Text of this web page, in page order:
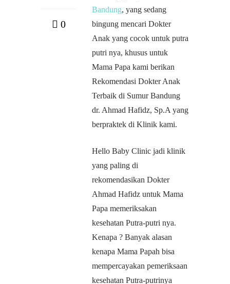
0
Bandung, yang sedang
bingung mencari Dokter
Anak yang cocok untuk putra
putri nya, khusus untuk
Mama Papa kami berikan
Rekomendasi Dokter Anak
Terbaik di Sumur Bandung
dr. Ahmad Hafidz, Sp.A yang
berpraktek di Klinik kami.
Hello Baby Clinic jadi klinik
yang paling di
rekomendasikan Dokter
Ahmad Hafidz untuk Mama
Papa memeriksakan
kesehatan Putra-putri nya.
Kenapa ? Banyak alasan
kenapa Mama Papah bisa
mempercayakan pemeriksaan
kesehatan Putra-putrinya